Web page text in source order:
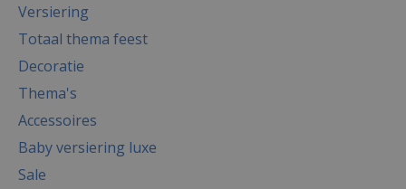
Versiering
Totaal thema feest
Decoratie
Thema's
Accessoires
Baby versiering luxe
Sale